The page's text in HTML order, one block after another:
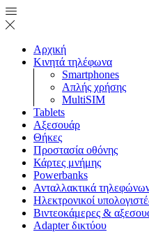
Αρχική
Κινητά τηλέφωνα
Smartphones
Απλής χρήσης
MultiSIM
Tablets
Αξεσουάρ
Θήκες
Προστασία οθόνης
Κάρτες μνήμης
Powerbanks
Ανταλλακτικά
Ηλεκτρονικοί
Βιντεοκάμερες &
Adapter δικτύου